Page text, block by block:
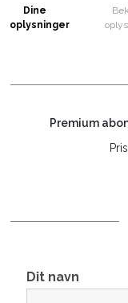
Dine
oplysninger
Premium
Dit navn